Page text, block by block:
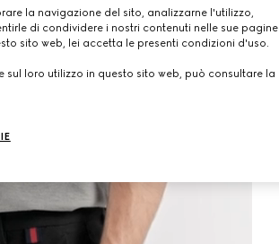
la navigazione del sito, analizzarne l'utilizzo,
di condividere i nostri contenuti nelle sue pagine
sito web, lei accetta le presenti condizioni d'uso.
loro utilizzo in questo sito web, può consultare la